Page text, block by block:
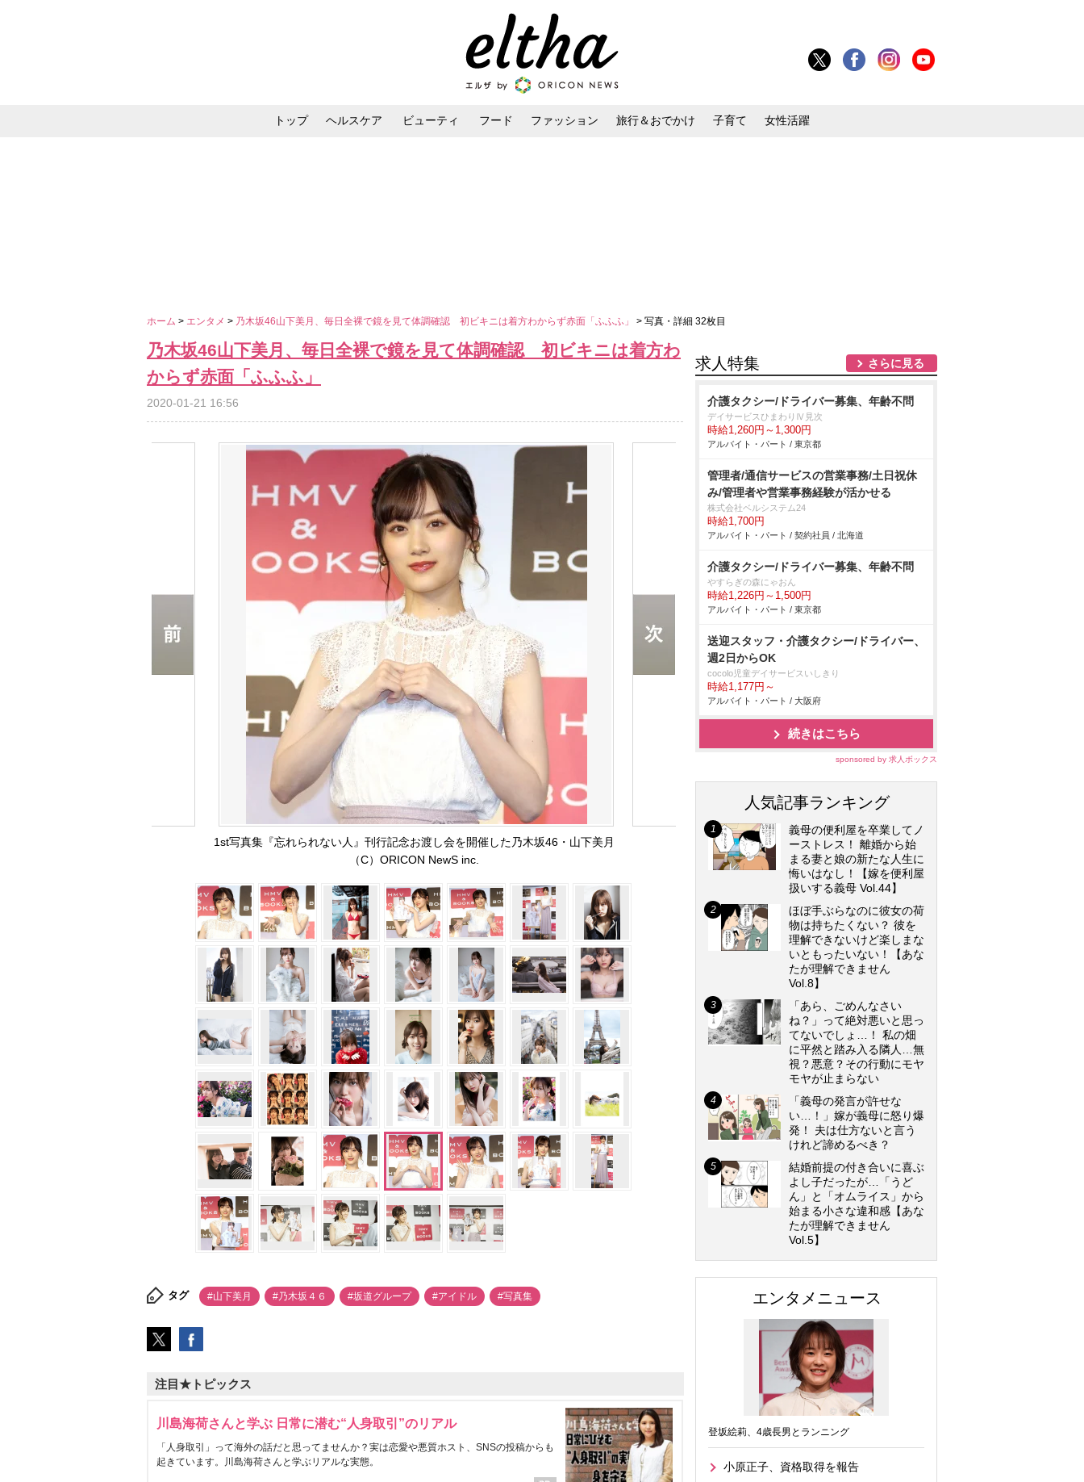
トップ ヘルスケア ビューティ フード ファッション 旅行＆おでかけ 子育て 女性活躍
ホーム > エンタメ > 乃木坂46山下美月、毎日全裸で鏡を見て体調確認 初ビキニは着方わからず赤面「ふふふ」 > 写真・詳細 32枚目
乃木坂46山下美月、毎日全裸で鏡を見て体調確認 初ビキニは着方わ
からず赤面「ふふふ」
2020-01-21 16:56
1st写真集『忘れられない人』刊行記念お渡し会を開催した乃木坂46・山下美月
（C）ORICON NewS inc.
タグ #山下美月 #乃木坂４６ #坂道グループ #アイドル #写真集
注目★トピックス
川島海荷さんと学ぶ 日常に潜む“人身取引”のリアル
「人身取引」って海外の話だと思ってませんか？実は恋愛や悪質ホスト、SNSの投稿からも
起きています。川島海荷さんと学ぶリアルな実態。
求人特集 さらに見る
介護タクシー/ドライバー募集、年齢不問
デイサービスひまわりⅣ見次
時給1,260円～1,300円
アルバイト・パート / 東京都
管理者/通信サービスの営業事務/土日祝休
み/管理者や営業事務経験が活かせる
株式会社ベルシステム24
時給1,700円
アルバイト・パート / 契約社員 / 北海道
介護タクシー/ドライバー募集、年齢不問
すらぎの森にゃおん
時給1,226円～1,500円
アルバイト・パート / 東京都
送迎スタッフ・介護タクシー/ドライバー、
週2日からOK
cocolo児童デイサービスいしきり
時給1,177円～
アルバイト・パート / 大阪府
続きはこちら
sponsored by 求人ボックス
人気記事ランキング
義母の便利屋を卒業してノ
ーストレス！ 離婚から始
まる妻と娘の新たな人生に
悔いはなし！【嫁を便利屋
扱いする義母 Vol.44】
ほぼ手ぶらなのに彼女の荷
物は持ちたくない？ 彼を
理解できないけど楽しまな
いともったいない！【あな
たが理解できません
Vol.8】
「あら、ごめんなさい
ね？」って絶対悪いと思っ
てないでしょ…！ 私の畑
に平然と踏み入る隣人…無
視？悪意？その行動にモヤ
モヤが止まらない
「義母の発言が許せな
い…！」嫁が義母に怒り爆
発！ 夫は仕方ないと言う
けれど諦めるべき？
結婚前提の付き合いに喜ぶ
よし子だったが…「うど
ん」と「オムライス」から
始まる小さな違和感【あな
たが理解できません
Vol.5】
エンタメニュース
登坂絵莉、4歳長男とランニング
小原正子、資格取得を報告